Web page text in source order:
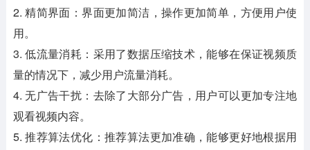
2. 精简界面：界面更加简洁，操作更加简单，方便用户使
用。
3. 低流量消耗：采用了数据压缩技术，能够在保证视频质
量的情况下，减少用户流量消耗。
4. 无广告干扰：去除了大部分广告，用户可以更加专注地
观看视频内容。
5. 推荐算法优化：推荐算法更加准确，能够更好地根据用